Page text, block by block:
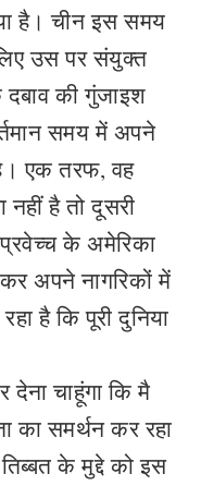
है। चीन इस समय
उस पर संयुक्त
की गुंजाइश
समय में अपने
एक तरफ, वह
नहीं है तो दूसरी
के अमेरिका
कर अपने नागरिकों में
है कि पूरी दुनिया
देना चाहूंगा कि मै
का समर्थन कर रहा
के मुद्दे को इस